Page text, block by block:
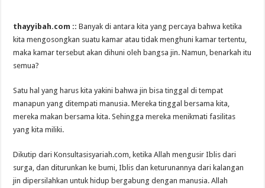
thayyibah.com ::Banyak di antara kita yang percaya bahwa ketika
kita mengosongkan suatu kamar atau tidak menghuni kamar tertentu,
maka kamar tersebut akan dihuni oleh bangsa jin. Namun, benarkah itu
semua?
Satu hal yang harus kita yakini bahwa jin bisa tinggal di tempat
manapun yang ditempati manusia. Mereka tinggal bersama kita,
mereka makan bersama kita. Sehingga mereka menikmati fasilitas
yang kita miliki.
Dikutip dari Konsultasisyariah.com, ketika Allah mengusir Iblis dari
surga, dan diturunkan ke bumi, Iblis dan keturunannya dari kalangan
jin dipersilahkan untuk hidup bergabung dengan manusia. Allah